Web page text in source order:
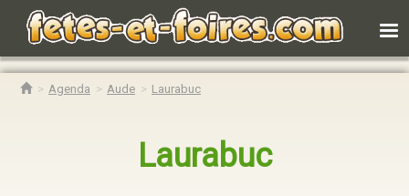
Agenda Aude Laurabuc
Laurabuc